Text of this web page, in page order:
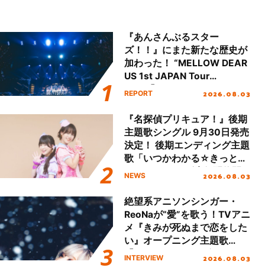
『あんさんぶるスター
ズ！！』にまた新たな歴史が
加わった！ “MELLOW DEAR
US 1st JAPAN Tour
Final「NICE to meet YOU
ート!!
REPORT 2026.08.03
『名探偵プリキュア！』後期
主題歌シングル 9月30日発売
決定！ 後期エンディング主題
歌「いつかわかる☆きっとあ
える」TVサイズ先行配信開
NEWS 2026.08.03
絶望系アニソンシンガー・
ReoNaが“愛”を歌う！TVアニ
メ『きみが死ぬまで恋をした
い』オープニング主題歌
「Amore」インタビュー
INTERVIEW 2026.08.03